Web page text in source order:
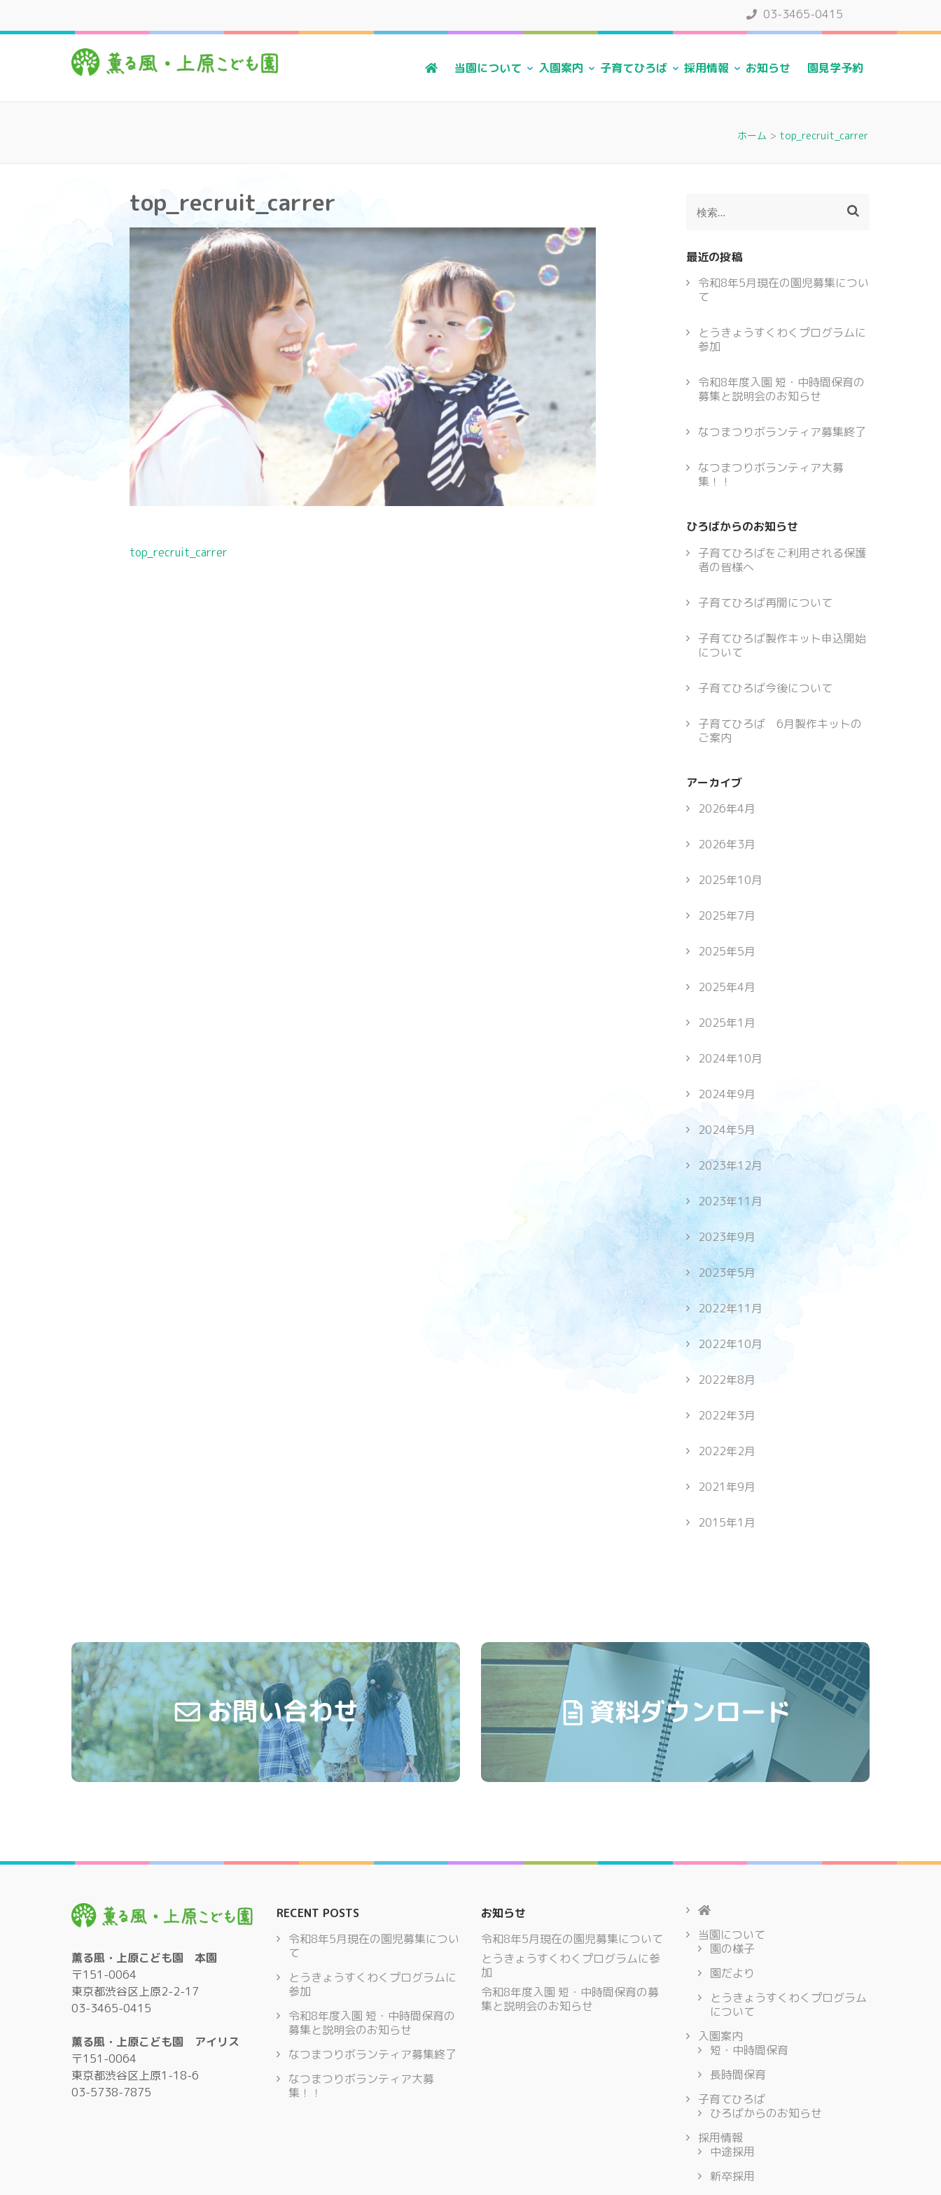
03-3465-0415
薫る風・上原こども園
当園について 入園案内 子育てひろば 採用情報 お知らせ 園見学予約
ホーム > top_recruit_carrer
top_recruit_carrer
投
top_recruit_carrer
検
最近の投稿
令和8年5月現在の園児募集につい
て
とうきょうすくわくプログラムに
参加
令和8年度入園 短・中時間保育の
募集と説明会のお知らせ
なつまつりボランティア募集終了
なつまつりボランティア大募
集！！
ひろばからのお知らせ
子育てひろばをご利用される保護
者の皆様へ
子育てひろば再開について
子育てひろば製作キット申込開始
について
子育てひろば今後について
子育てひろば 6月製作キットの
ご案内
アーカイブ
2026年4月
2026年3月
2025年10月
2025年7月
2025年5月
2025年4月
2025年1月
2024年10月
2024年9月
2024年5月
2023年12月
2023年11月
2023年9月
2023年5月
2022年11月
2022年10月
2022年8月
2022年3月
2022年2月
2021年9月
2015年1月
薫る風・上原こども園 本園
〒151-0064
東京都渋谷区上原2-2-17
03-3465-0415
薫る風・上原こども園 アイリス
〒151-0064
東京都渋谷区上原1-18-6
03-5738-7875
RECENT POSTS
令和8年5月現在の園児募集につい
て
とうきょうすくわくプログラムに
参加
令和8年度入園 短・中時間保育の
募集と説明会のお知らせ
なつまつりボランティア募集終了
なつまつりボランティア大募
集！！
お知らせ
令和8年5月現在の園児募集について
とうきょうすくわくプログラムに参
加
令和8年度入園 短・中時間保育の募
集と説明会のお知らせ
当園について
園の様子
園だより
とうきょうすくわくプログラム
について
入園案内
短・中時間保育
長時間保育
子育てひろば
ひろばからのお知らせ
採用情報
中途採用
新卒採用